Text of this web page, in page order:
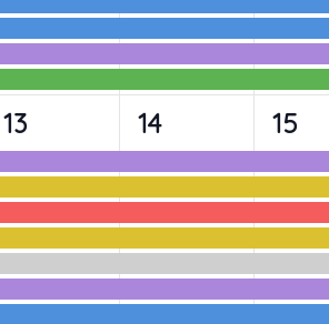
10
イ
ベ
ン
ト,
13
10
イ
ベ
ン
ト,
14
10
イ
ベ
ン
ト,
15